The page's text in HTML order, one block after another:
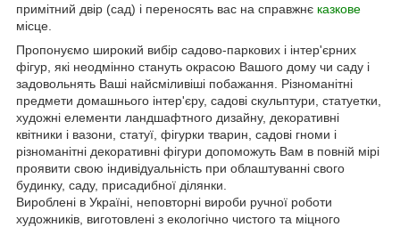
примітний двір (сад) і переносять вас на справжнє казкове
місце.
Пропонуємо широкий вибір садово-паркових і інтер'єрних
фігур, які неодмінно стануть окрасою Вашого дому чи саду і
задовольнять Ваші найсміливіші побажання. Різноманітні
предмети домашнього інтер'єру, садові скульптури, статуетки,
художні елементи ландшафтного дизайну, декоративні
квітники і вазони, статуї, фігурки тварин, садові гноми і
різноманітні декоративні фігури допоможуть Вам в повній мірі
проявити свою індивідуальність при облаштуванні свого
будинку, саду, присадибної ділянки.
Вироблені в Україні, неповторні вироби ручної роботи
художників, виготовлені з екологічно чистого та міцного